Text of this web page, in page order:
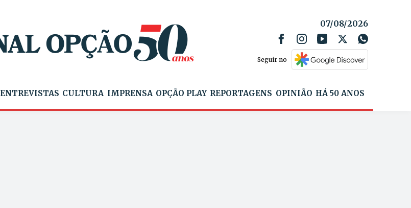
07/08/2026
Seguir no
ENTREVISTAS CULTURA IMPRENSA OPÇÃO PLAY REPORTAGENS OPINIÃO HÁ 50 ANOS